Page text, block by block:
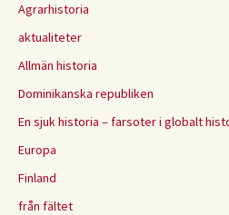
Agrarhistoria
aktualiteter
Allmän historia
Dominikanska republiken
En sjuk historia – farsoter i globalt
Europa
Finland
från fältet